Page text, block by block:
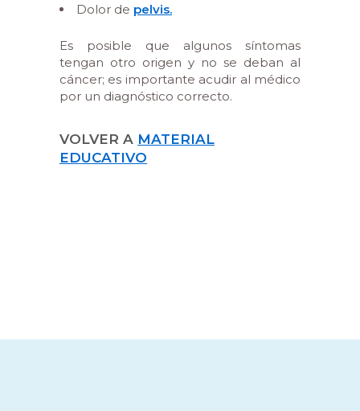
Dolor de pelvis.
Es posible que algunos síntomas
tengan otro origen y no se deban al
cáncer; es importante acudir al médico
por un diagnóstico correcto.
VOLVER A MATERIAL
EDUCATIVO